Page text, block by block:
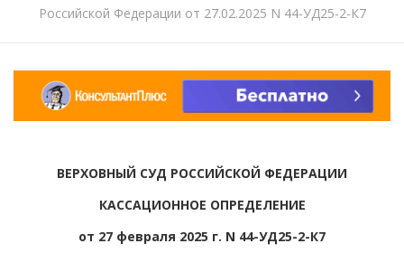
Российской Федерации от 27.02.2025 N 44-УД25-2-К7
ВЕРХОВНЫЙ СУД РОССИЙСКОЙ ФЕДЕРАЦИИ
КАССАЦИОННОЕ ОПРЕДЕЛЕНИЕ
от 27 февраля 2025 г. N 44-УД25-2-К7